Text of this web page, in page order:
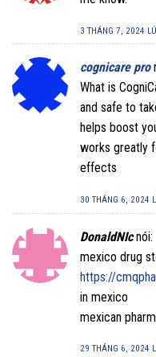
3 THÁNG 7, 2024
cognicare pro
What is
and safe to
helps boost
works greatly
effects
30 THÁNG 6, 2024
DonaldNIc nói:
mexico drug
https://
in mexico
mexican
29 THÁNG 6, 2024